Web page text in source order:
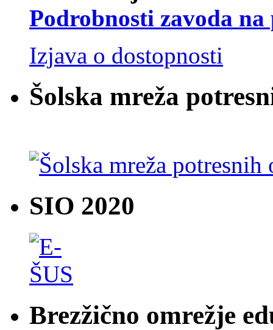
Podrobnosti zavoda
Izjava o dostopnosti
Šolska mreža
SIO 2020
Brezžično omrežje